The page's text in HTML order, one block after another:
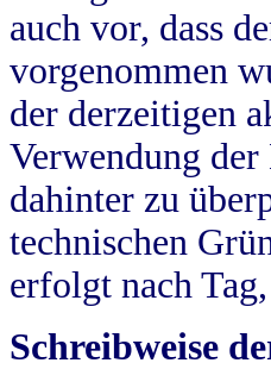
auch vor, dass
vorgenommen
der derzeitigen
Verwendung
dahinter zu
technischen
erfolgt nach
Schreibweise